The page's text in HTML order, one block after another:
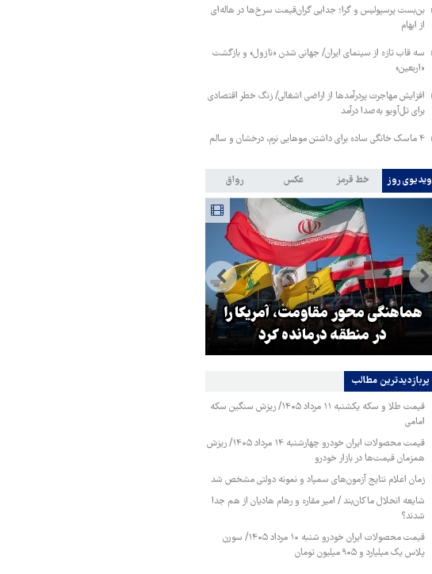
بن‌بست پرسپولیس و گرا؛ جدایی گران‌قیمت سرخ‌ها در هاله‌ای
از ابهام
سه قاب تازه از سینمای ایران/ جهانی شدن «نازول» و بازگشت
«اربعین»
افزایش مهاجرت پردرآمدها از اراضی اشغالی/ زنگ خطر اقتصادی
برای تل‌آویو به‌صدا درآمد
۴ ماسک خانگی ساده برای داشتن موهایی نرم، درخشان و سالم
ویدیوی روز خط قرمز عکس رواق
هماهنگی محور مقاومت، آمریکا را
در منطقه درمانده کرد
پربازدیدترین‌ مطالب
قیمت طلا و سکه یکشنبه ۱۱ مرداد ۱۴۰۵/ ریزش سنگین سکه
امامی
قیمت محصولات ایران خودرو چهارشنبه ۱۴ مرداد ۱۴۰۵/ ریزش
همزمان قیمت‌ها در بازار خودرو
زمان اعلام نتایج آزمون‌های سمپاد و نمونه دولتی مشخص شد
شایعه انحلال ماکان‌بند / امیر مقاره و رهام هادیان از هم جدا
شدند؟
قیمت محصولات ایران خودرو شنبه ۱۰ مرداد ۱۴۰۵/ سورن
پلاس یک میلیارد و ۹۰۵ میلیون تومان